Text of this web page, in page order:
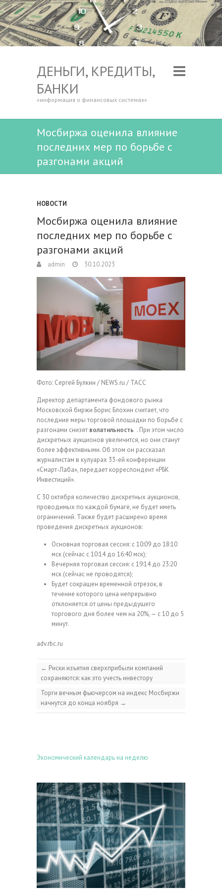
ДЕНЬГИ, КРЕДИТЫ,
БАНКИ
«информация о финансовых системах»
Мосбиржа оценила влияние
последних мер по борьбе с
разгонами акций
НОВОСТИ
Мосбиржа оценила влияние
последних мер по борьбе с
разгонами акций
admin 30.10.2023
Фото: Сергей Булкин / NEWS.ru / TACC
Директор департамента фондового рынка
Московской биржи Борис Блохин считает, что
последние меры торговой площадки по борьбе с
разгонами снизят волатильность . При этом число
дискретных аукционов увеличится, но они станут
более эффективными. Об этом он рассказал
журналистам в кулуарах 33-ей конференции
«Смарт-Лаба», передает корреспондент «РБК
Инвестиций».
С 30 октября количество дискретных аукционов,
проводимых по каждой бумаге, не будет иметь
ограничений. Также будет расширено время
проведения дискретных аукционов:
Основная торговая сессия: с 10:09 до 18:10
мск (сейчас с 10:14 до 16:40 мск);
Вечерняя торговая сессия: с 19:14 до 23:20
мск (сейчас не проводятся);
Будет сокращен временной отрезок, в
течение которого цена непрерывно
отклоняется от цены предыдущего
торгового дня более чем на 20%, — с 10 до 5
минут.
adv.rbc.ru
← Риски изъятия сверхприбыли компаний
сохраняются: как это учесть инвестору
Торги вечным фьючерсом на индекс Мосбиржи
начнутся до конца ноября →
Экономический календарь на неделю